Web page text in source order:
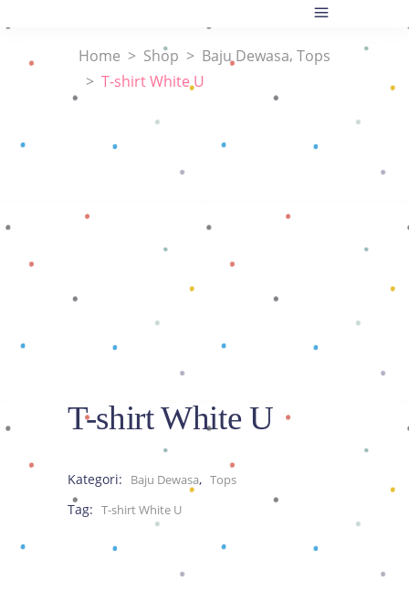
Home > Shop > Baju Dewasa, Tops
> T-shirt White U
T-shirt White U
Kategori: Baju Dewasa, Tops
Tag: T-shirt White U